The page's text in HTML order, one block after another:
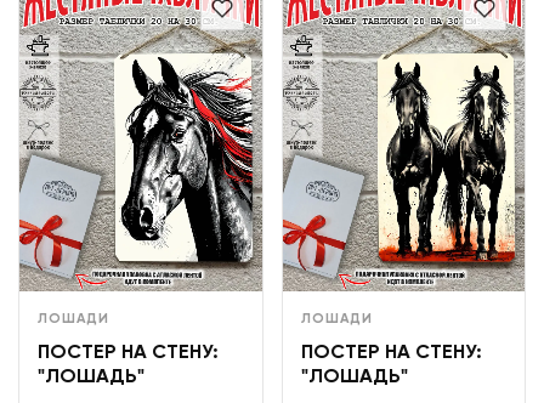
ЛОШАДИ
ПОСТЕР НА СТЕНУ:
"ЛОШАДЬ"
ЛОШАДИ
ПОСТЕР НА СТЕНУ:
"ЛОШАДЬ"